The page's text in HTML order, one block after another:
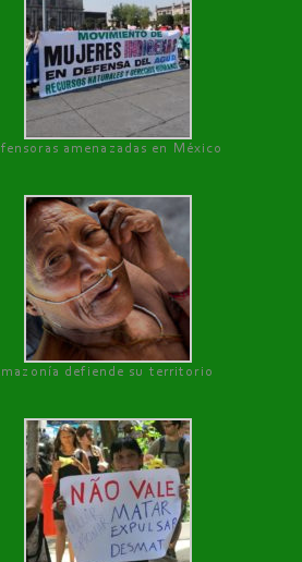
amenazadas en México
defiende su territorio